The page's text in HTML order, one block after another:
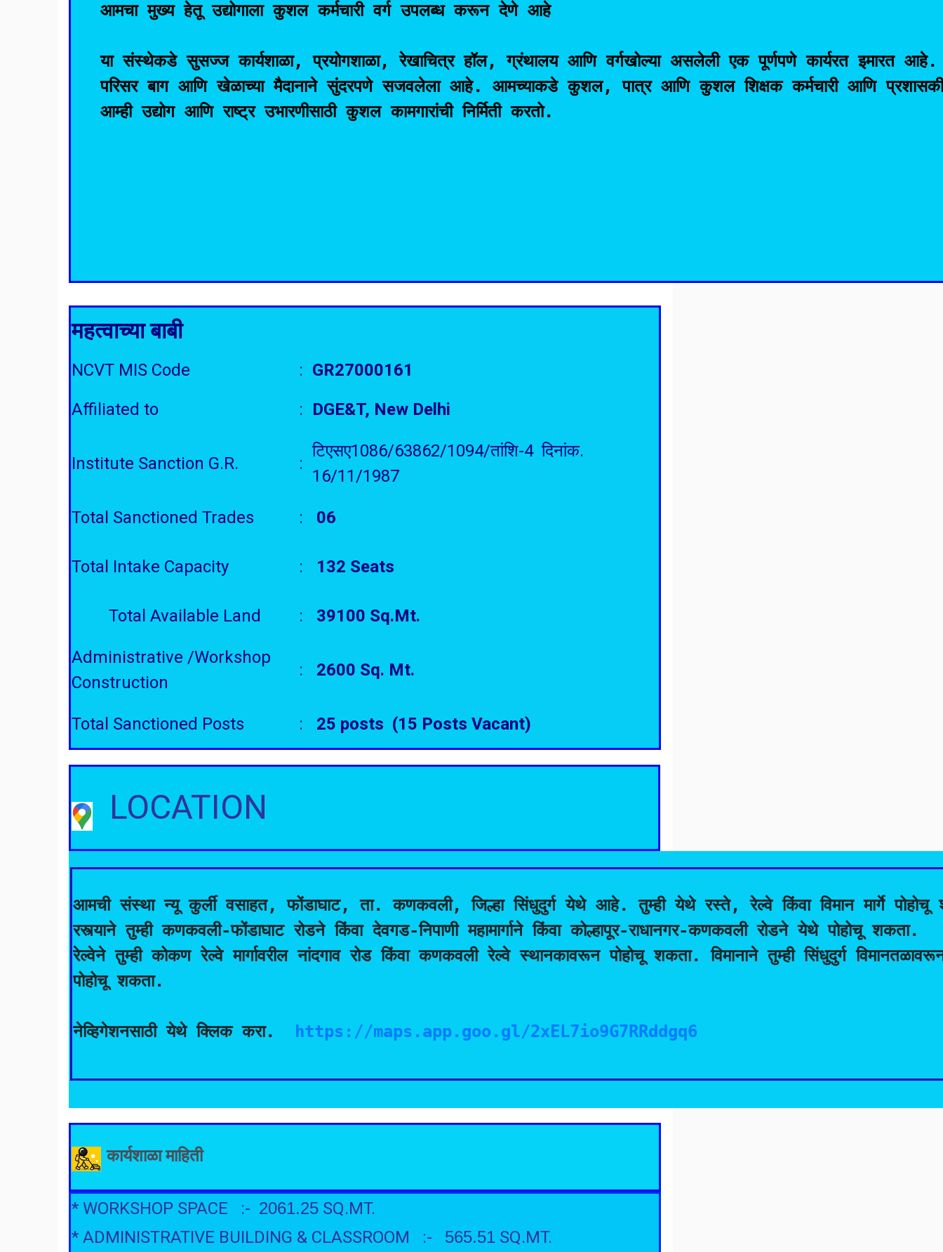
आमचा मुख्य हेतू उद्योगाला कुशल कर्मचारी वर्ग उपलब्ध करून देणे आहे
या संस्थेकडे सुसज्ज कार्यशाळा, प्रयोगशाळा, रेखाचित्र हॉल, ग्रंथालय आणि वर्गखोल्या असलेली एक पूर्णपणे कार्यरत इमारत आहे.
परिसर बाग आणि खेळाच्या मैदानाने सुंदरपणे सजवलेला आहे. आमच्याकडे कुशल, पात्र आणि कुशल शिक्षक कर्मचारी आणि
आम्ही उद्योग आणि राष्ट्र उभारणीसाठी कुशल कामगारांची निर्मिती करतो.
महत्वाच्या बाबी
NCVT MIS Code : GR27000161
Affiliated to
: DGE&T, New Delhi
Institute Sanction G.R. :
टिएसए1086/63862/1094/तांशि-4 दिनांक.
16/11/1987
Total Sanctioned Trades : 06
Total Intake Capacity : 132 Seats
Total Available Land : 39100 Sq.Mt.
Administrative /Workshop
Construction
: 2600 Sq. Mt.
Total Sanctioned Posts : 25 posts (15 Posts Vacant)
LOCATION
आमची संस्था न्यू कुर्ली वसाहत, फोंडाघाट, ता. कणकवली, जिल्हा सिंधुदुर्ग येथे आहे. तुम्ही येथे रस्ते, रेल्वे किंवा विमान मार्गे
रस्त्याने तुम्ही कणकवली-फोंडाघाट रोडने किंवा देवगड-निपाणी महामार्गाने किंवा कोल्हापूर-राधानगर-कणकवली रोडने येथे पोहोचू शकता.
रेल्वेने तुम्ही कोकण रेल्वे मार्गावरील नांदगाव रोड किंवा कणकवली रेल्वे स्थानकावरून पोहोचू शकता. विमानाने तुम्ही सिंधुदुर्ग
पोहोचू शकता.
नेव्हिगेशनसाठी येथे क्लिक करा. https://maps.app.goo.gl/2xEL7io9G7RRddgq6
कार्यशाळा माहिती
* WORKSHOP SPACE :- 2061.25 SQ.MT.
* ADMINISTRATIVE BUILDING & CLASSROOM :- 565.51 SQ.MT.